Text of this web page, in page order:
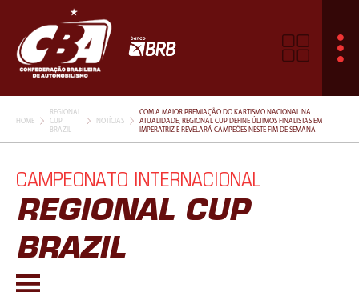
HOME
REGIONAL
CUP
BRAZIL
NOTÍCIAS
COM A MAIOR PREMIAÇÃO DO KARTISMO NACIONAL NA
ATUALIDADE, REGIONAL CUP DEFINE ÚLTIMOS FINALISTAS EM
IMPERATRIZ E REVELARÁ CAMPEÕES NESTE FIM DE SEMANA
CAMPEONATO INTERNACIONAL
REGIONAL CUP
BRAZIL